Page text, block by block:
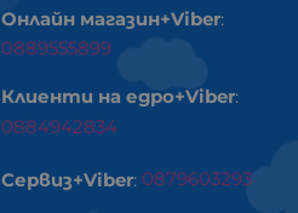
Онлайн магазин+Viber:
0889555899
Клиенти на едро+Viber:
0884942834
Сервиз+Viber: 0879603293